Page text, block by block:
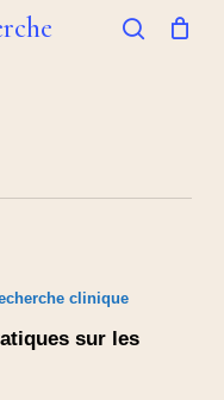
clinique
sur les